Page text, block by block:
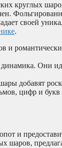
круглых
своей
.
и
Они
добавят
цифр и букв
и
шаров,